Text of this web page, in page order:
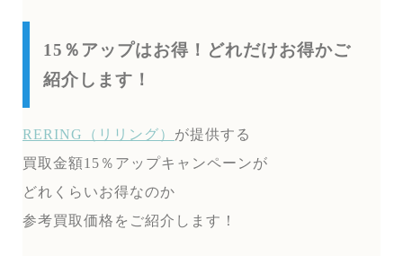
15％アップはお得！どれだけお得かご
紹介します！
RERING（リリング） が提供する
買取金額15％アップキャンペーンが
どれくらいお得なのか
参考買取価格をご紹介します！